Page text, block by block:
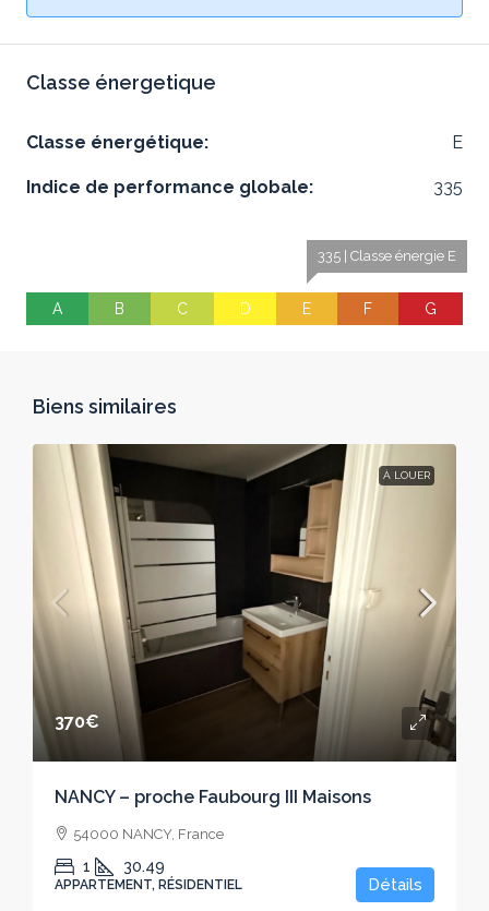
Classe énergetique
Classe énergétique: E
Indice de performance globale: 335
A B C D
335 | Classe énergie E
E F G
Biens similaires
À LOUER
370€
NANCY – proche Faubourg III Maisons
54000 NANCY, France
1 30.49
APPARTEMENT, RÉSIDENTIEL Détails